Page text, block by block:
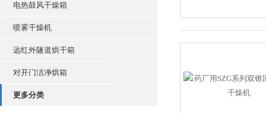
电热鼓风干燥箱
喷雾干燥机
远红外隧道烘干箱
对开门洁净烘箱
更多分类